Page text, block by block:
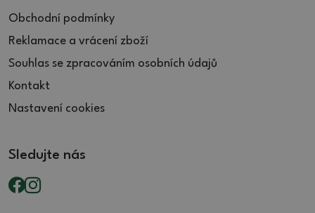
Obchodní podmínky
Reklamace a vrácení zboží
Souhlas se zpracováním osobních údajů
Kontakt
Nastavení cookies
Sledujte nás